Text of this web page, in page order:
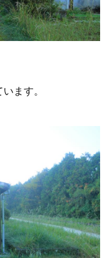
ます。